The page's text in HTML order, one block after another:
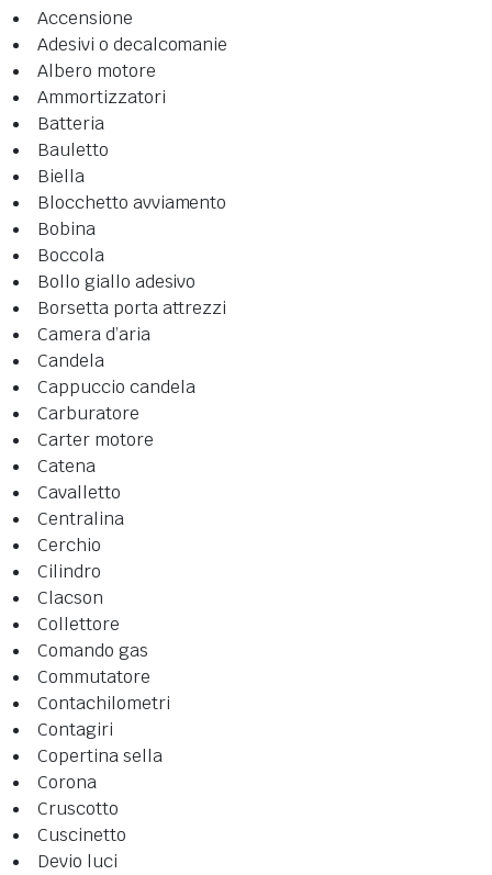
Accensione
Adesivi o decalcomanie
Albero motore
Ammortizzatori
Batteria
Bauletto
Biella
Blocchetto avviamento
Bobina
Boccola
Bollo giallo adesivo
Borsetta porta attrezzi
Camera d’aria
Candela
Cappuccio candela
Carburatore
Carter motore
Catena
Cavalletto
Centralina
Cerchio
Cilindro
Clacson
Collettore
Comando gas
Commutatore
Contachilometri
Contagiri
Copertina sella
Corona
Cruscotto
Cuscinetto
Devio luci